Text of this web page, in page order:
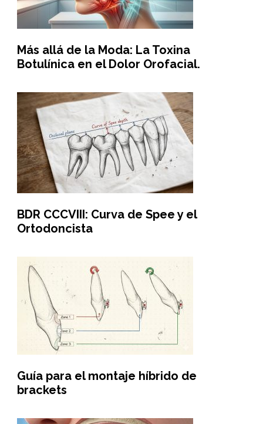
Más allá de la Moda: La Toxina
Botulínica en el Dolor Orofacial.
BDR CCCVIII: Curva de Spee y el
Ortodoncista
Guía para el montaje híbrido de
brackets